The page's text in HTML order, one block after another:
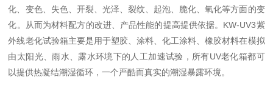
化、变色、失色、开裂、光泽、裂纹、起泡、脆化、氧化等方面的变
化。从而为材料配方的改进、产品性能的提高提供依据。KW-UV3紫
外线老化试验箱主要是用于塑胶、涂料、化工涂料、橡胶材料在模拟
由太阳光、雨水、露水环境下的人工加速试验，所有UV老化箱都可
以提供热凝结潮湿循环，一个严酷而真实的潮湿暴露环境。